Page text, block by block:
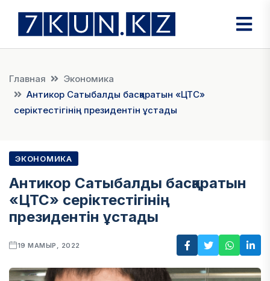
Главная
Экономика
Антикор Сатыбалды басқаратын «ЦТС»
серіктестігінің президентін ұстады
ЭКОНОМИКА
Антикор Сатыбалды басқаратын
«ЦТС» серіктестігінің
президентін ұстады
19 МАМЫР, 2022